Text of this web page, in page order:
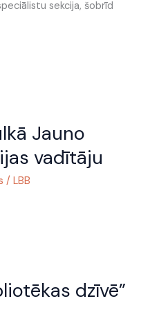
sekcija, šobrīd
Jauno
vadītāju
/ LBB
dzīvē”